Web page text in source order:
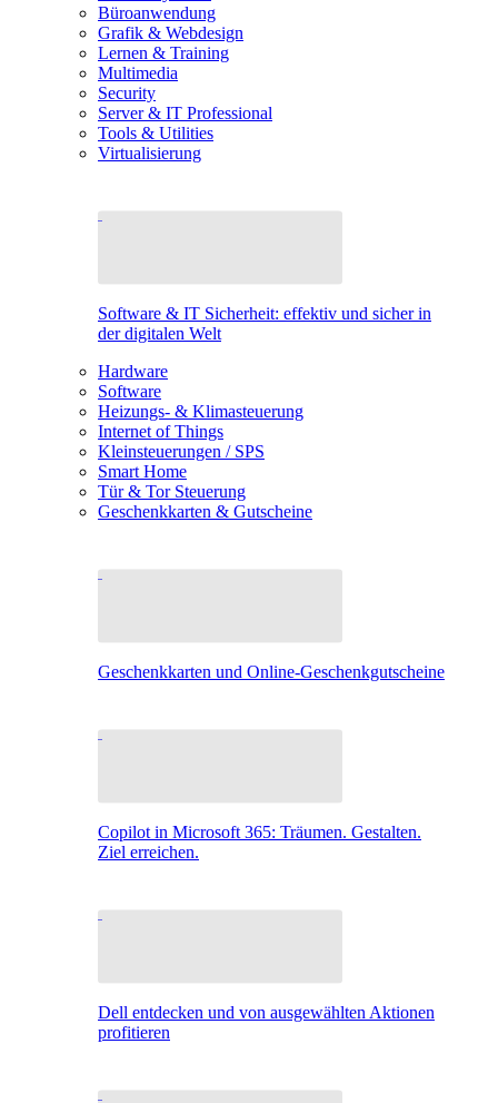
Büroanwendung
Grafik & Webdesign
Lernen & Training
Multimedia
Security
Server & IT Professional
Tools & Utilities
Virtualisierung
Software & IT Sicherheit: effektiv und sicher in
der digitalen Welt
Hardware
Software
Heizungs- & Klimasteuerung
Internet of Things
Kleinsteuerungen / SPS
Smart Home
Tür & Tor Steuerung
Geschenkkarten & Gutscheine
Geschenkkarten und Online-Geschenkgutscheine
Copilot in Microsoft 365: Träumen. Gestalten.
Ziel erreichen.
Dell entdecken und von ausgewählten Aktionen
profitieren